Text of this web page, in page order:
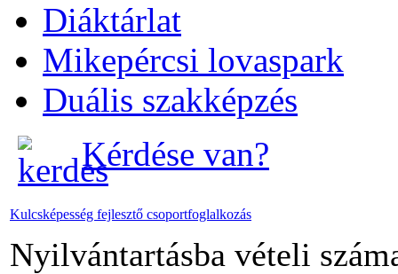
Diáktárlat
Mikepércsi lovaspark
Duális szakképzés
Kérdése van?
Kulcsképesség fejlesztő csoportfoglalkozás
Nyilvántartásba vételi